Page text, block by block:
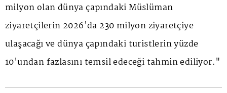
milyon olan dünya çapındaki Müslüman
ziyaretçilerin 2026'da 230 milyon ziyaretçiye
ulaşacağı ve dünya çapındaki turistlerin yüzde
10'undan fazlasını temsil edeceği tahmin ediliyor."